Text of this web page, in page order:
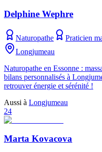
Delphine Wephre
Naturopathe
Praticien
Longjumeau
Naturopathe en Essonne :
bilans personnalisés à
retrouver énergie et sérénité !
Aussi à Longjumeau
24
Marta Kovacova